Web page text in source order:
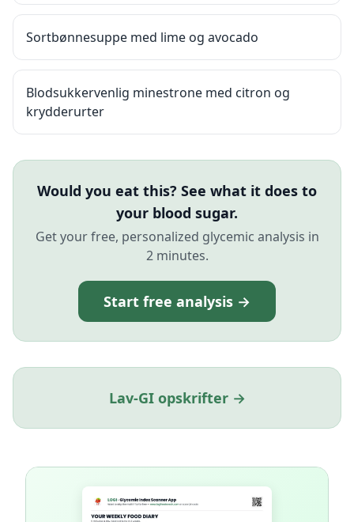
Sortbønnesuppe med lime og avocado
Blodsukkervenlig minestrone med citron og
krydderurter
Would you eat this? See what it does to
your blood sugar.
Get your free, personalized glycemic analysis in
2 minutes.
Start free analysis →
Lav-GI opskrifter →